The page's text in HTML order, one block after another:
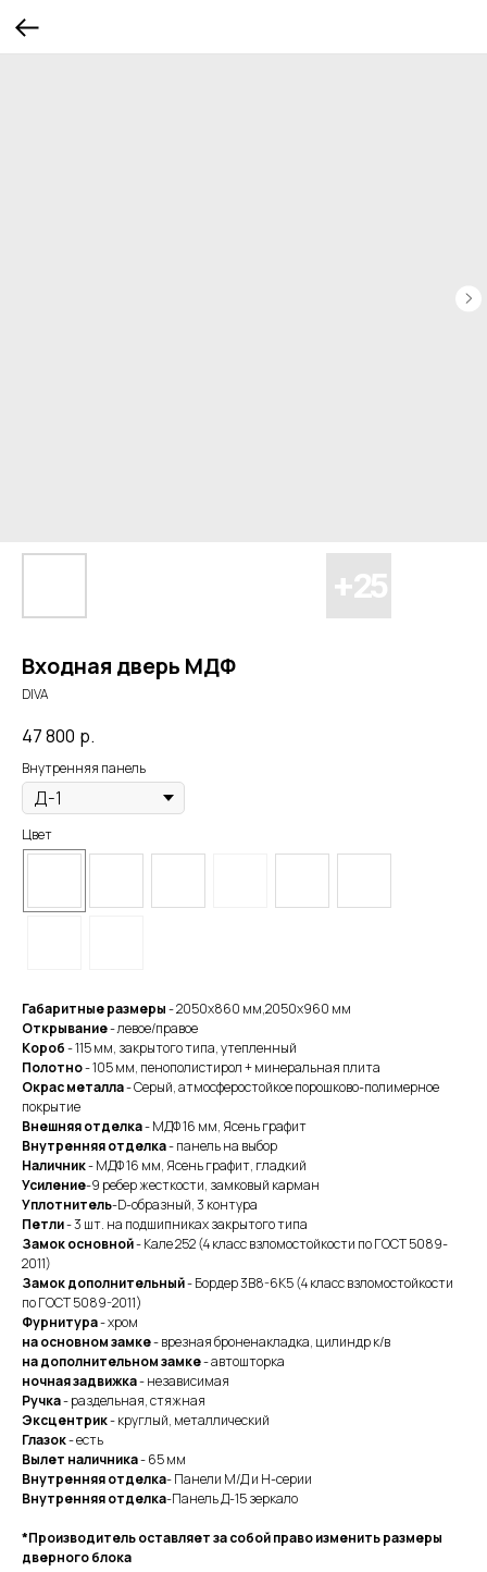
Входная дверь МДФ
DIVA
47 800 р.
Внутренняя панель
Цвет
Габаритные размеры- 2050x860 мм,2050x960 мм
Открывание- левое/правое
Короб- 115 мм, закрытого типа, утепленный
Полотно- 105 мм, пенополистирол + минеральная плита
Окрас металла- Серый, атмосферостойкое порошково-полимерное
покрытие
Внешняя отделка- МДФ 16 мм, Ясень графит
Внутренняя отделка- панель на выбор
Наличник- МДФ 16 мм, Ясень графит, гладкий
Усиление-9 ребер жесткости, замковый карман
Уплотнитель-D-образный, 3 контура
Петли- 3 шт. на подшипниках закрытого типа
Замок основной- Кале 252 (4 класс взломостойкости по ГОСТ 5089-
2011)
Замок дополнительный- Бордер 3B8-6K5 (4 класс взломостойкости
по ГОСТ 5089-2011)
Фурнитура- хром
на основном замке- врезная броненакладка, цилиндр к/в
на дополнительном замке- автошторка
ночная задвижка- независимая
Ручка- раздельная, стяжная
Эксцентрик- круглый, металлический
Глазок- есть
Вылет наличника- 65 мм
Внутренняя отделка- Панели М/Д и Н-серии
Внутренняя отделка-Панель Д-15 зеркало
*Производитель оставляет за собой право изменить размеры
дверного блока